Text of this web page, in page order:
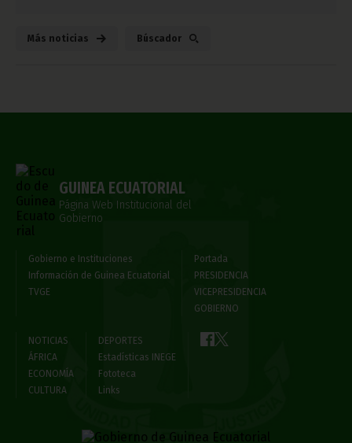
Más noticias Búscador
GUINEA ECUATORIAL
Página Web Institucional del
Gobierno
Gobierno e Instituciones
Información de Guinea Ecuatorial
TVGE
Portada
PRESIDENCIA
VICEPRESIDENCIA
GOBIERNO
NOTICIAS
ÁFRICA
ECONOMÍA
CULTURA
DEPORTES
Estadísticas INEGE
Fototeca
Links